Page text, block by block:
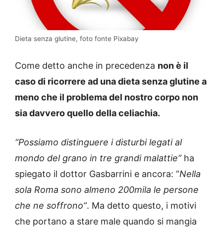
Dieta senza glutine, foto fonte Pixabay
Come detto anche in precedenza non è il
caso di ricorrere ad una dieta senza glutine a
meno che il problema del nostro corpo non
sia davvero quello della celiachia.
“Possiamo distinguere i disturbi legati al
mondo del grano in tre grandi malattie”ha
spiegato il dottor Gasbarrini e ancora: “Nella
sola Roma sono almeno 200mila le persone
che ne soffrono”. Ma detto questo, i motivi
che portano a stare male quando si mangia